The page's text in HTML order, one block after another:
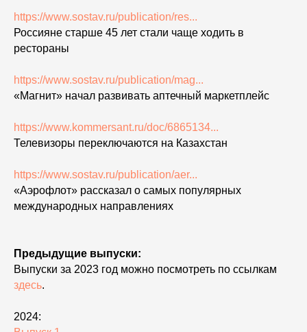
https://www.sostav.ru/publication/res...
Россияне старше 45 лет стали чаще ходить в
рестораны
https://www.sostav.ru/publication/mag...
«Магнит» начал развивать аптечный маркетплейс
https://www.kommersant.ru/doc/6865134...
Телевизоры переключаются на Казахстан
https://www.sostav.ru/publication/aer...
«Аэрофлот» рассказал о самых популярных
международных направлениях
Предыдущие выпуски:
Выпуски за 2023 год можно посмотреть по ссылкам
здесь.
2024: